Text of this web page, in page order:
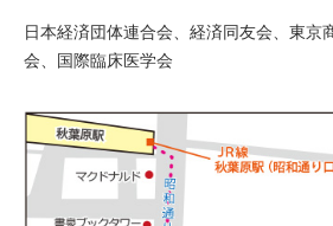
日本経済団体連合会、経済同友会、東京
会、国際臨床医学会